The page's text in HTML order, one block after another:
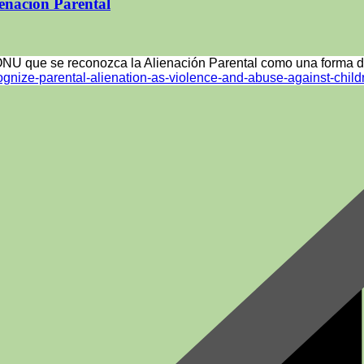
Parental
que se reconozca la Alienación Parental como una forma
parental-alienation-as-violence-and-abuse-against-